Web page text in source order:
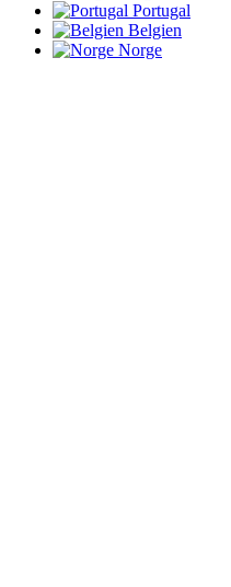
Portugal
Belgien
Norge